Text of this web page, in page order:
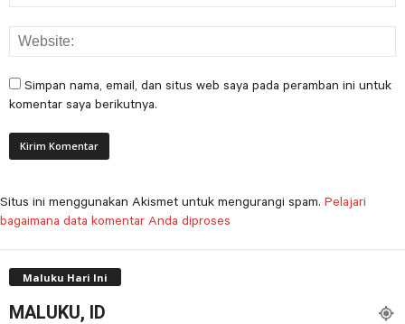
Simpan nama, email, dan situs web saya pada peramban ini untuk
komentar saya berikutnya.
Situs ini menggunakan Akismet untuk mengurangi spam. Pelajari
bagaimana data komentar Anda diproses
Maluku Hari Ini
MALUKU, ID